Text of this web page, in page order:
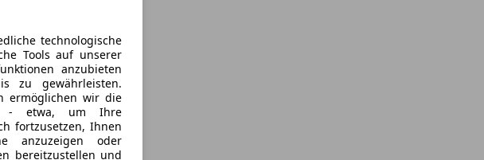
technologische
Tools auf unserer
anzubieten
zu gewährleisten.
ermöglichen wir die
- etwa, um Ihre
fortzusetzen, Ihnen
anzuzeigen oder
bereitzustellen und